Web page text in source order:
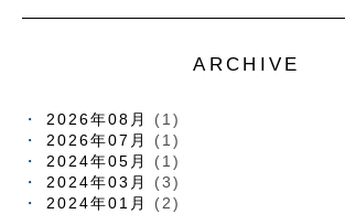
ARCHIVE
2026年08月
(1)
2026年07月
(1)
2024年05月
(1)
2024年03月
(3)
2024年01月
(2)